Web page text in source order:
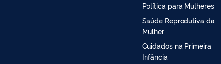
Política para Mulheres
Saúde Reprodutiva da
Mulher
Cuidados na Primeira
Infância